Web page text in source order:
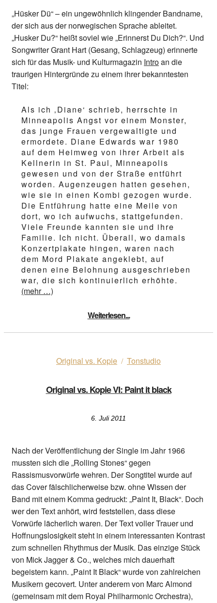
„Hüsker Dü“ – ein ungewöhnlich klingender Bandname,
der sich aus der norwegischen Sprache ableitet.
„Husker Du?“ heißt soviel wie „Erinnerst Du Dich?“. Und
Songwriter Grant Hart (Gesang, Schlagzeug) erinnerte
sich für das Musik- und Kulturmagazin Introan die
traurigen Hintergründe zu einem ihrer bekanntesten
Titel:
Als ich ‚Diane‘ schrieb, herrschte in
Minneapolis Angst vor einem Monster,
das junge Frauen vergewaltigte und
ermordete. Diane Edwards war 1980
auf dem Heimweg von ihrer Arbeit als
Kellnerin in St. Paul, Minneapolis
gewesen und von der Straße entführt
worden. Augenzeugen hatten gesehen,
wie sie in einen Kombi gezogen wurde.
Die Entführung hatte eine Meile von
dort, wo ich aufwuchs, stattgefunden.
Viele Freunde kannten sie und ihre
Familie. Ich nicht. Überall, wo damals
Konzertplakate hingen, waren nach
dem Mord Plakate angeklebt, auf
denen eine Belohnung ausgeschrieben
war, die sich kontinuierlich erhöhte.
(mehr …)
Weiterlesen...
Original vs. Kopie / Tonstudio
Original vs. Kopie VI: Paint it black
6. Juli 2011
Nach der Veröffentlichung der Single im Jahr 1966
mussten sich die „Rolling Stones“ gegen
Rassismusvorwürfe wehren. Der Songtitel wurde auf
das Cover fälschlicherweise bzw. ohne Wissen der
Band mit einem Komma gedruckt: „Paint It, Black“. Doch
wer den Text anhört, wird feststellen, dass diese
Vorwürfe lächerlich waren. Der Text voller Trauer und
Hoffnungslosigkeit steht in einem interessanten Kontrast
zum schnellen Rhythmus der Musik. Das einzige Stück
von Mick Jagger & Co., welches mich dauerhaft
begeistern kann. „Paint It Black“ wurde von zahlreichen
Musikern gecovert. Unter anderem von Marc Almond
(gemeinsam mit dem Royal Philharmonic Orchestra),